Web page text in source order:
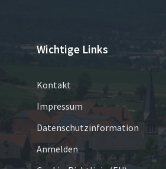
Wichtige Links
Kontakt
Impressum
Datenschutzinformation
Anmelden